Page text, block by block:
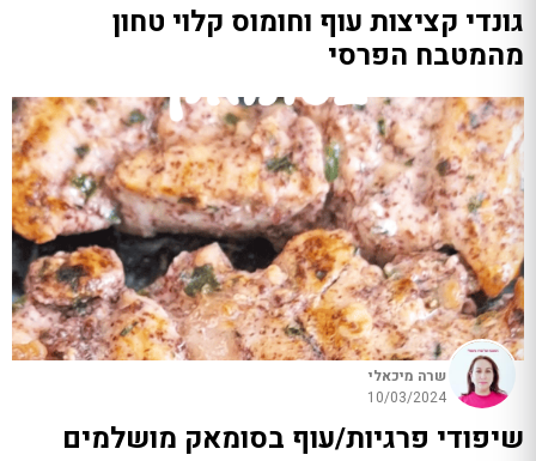
גונדי קציצות עוף וחומוס קלוי טחון
מהמטבח הפרסי
שרה מיכאלי
10/03/2024
שיפודי פרגיות/עוף בסומאק מושלמים